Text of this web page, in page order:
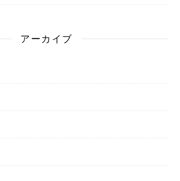
アーカイブ